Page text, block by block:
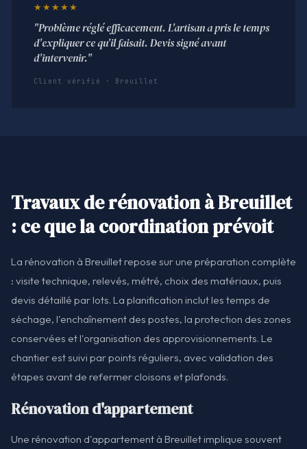
★★★★★
"Problème réglé efficacement. L'artisan a pris le temps
d'expliquer ce qu'il faisait. Devis signé avant
d'intervenir."
Client vérifié · Breuillet
Travaux de rénovation à Breuillet
: ce que la coordination prévoit
La rénovation à Breuillet repose sur une préparation complète
: visite technique, relevés, métré, choix des matériaux, puis
devis détaillé par lots. La planification inclut les temps de
séchage, l'enchaînement des postes, la protection des zones
conservées et l'organisation des approvisionnements. Le
chantier est suivi par points réguliers, avec validation des
étapes avant de refermer cloisons et plafonds.
Rénovation d'appartement
Une rénovation d'appartement à Breuillet implique souvent